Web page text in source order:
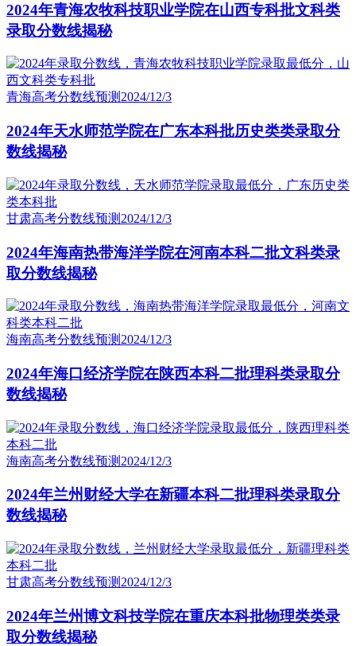
2024年青海农牧科技职业学院在山西专科批文科类
录取分数线揭秘
青海高考分数线预测 2024/12/3
2024年天水师范学院在广东本科批历史类类录取分
数线揭秘
甘肃高考分数线预测 2024/12/3
2024年海南热带海洋学院在河南本科二批文科类录
取分数线揭秘
海南高考分数线预测 2024/12/3
2024年海口经济学院在陕西本科二批理科类录取分
数线揭秘
海南高考分数线预测 2024/12/3
2024年兰州财经大学在新疆本科二批理科类录取分
数线揭秘
甘肃高考分数线预测 2024/12/3
2024年兰州博文科技学院在重庆本科批物理类类录
取分数线揭秘